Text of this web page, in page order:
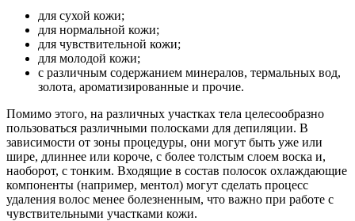
для сухой кожи;
для нормальной кожи;
для чувствительной кожи;
для молодой кожи;
с различным содержанием минералов, термальных вод,
золота, ароматизированные и прочие.
Помимо этого, на различных участках тела целесообразно
пользоваться различными полосками для депиляции. В
зависимости от зоны процедуры, они могут быть уже или
шире, длиннее или короче, с более толстым слоем воска и,
наоборот, с тонким. Входящие в состав полосок охлаждающие
компоненты (например, ментол) могут сделать процесс
удаления волос менее болезненным, что важно при работе с
чувствительными участками кожи.